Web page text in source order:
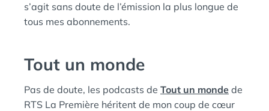
s’agit sans doute de l’émission la plus longue de
tous mes abonnements.
Tout un monde
Pas de doute, les podcasts de Tout un monde de
RTS La Première héritent de mon coup de cœur